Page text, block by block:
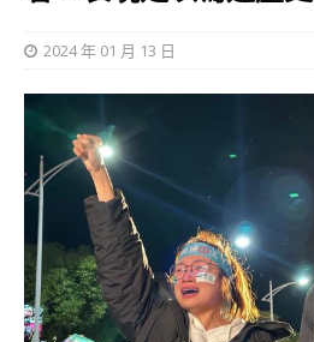
2024 年 01 月 13 日